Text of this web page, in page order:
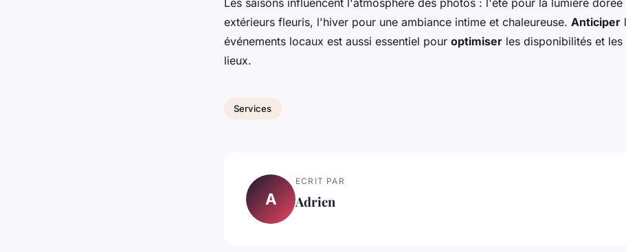
Les saisons influencent l'atmosphère des photos : l'été pour la lumière dorée
extérieurs fleuris, l'hiver pour une ambiance intime et chaleureuse. Anticiper
événements locaux est aussi essentiel pour optimiser les disponibilités et
lieux.
Services
A
ECRIT PAR
Adrien